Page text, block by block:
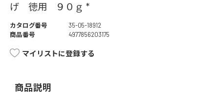
げ 徳用 ９０ｇ *
カタログ番号
35-05-18912
商品番号
4977856203175
マイリストに登録する
商品説明